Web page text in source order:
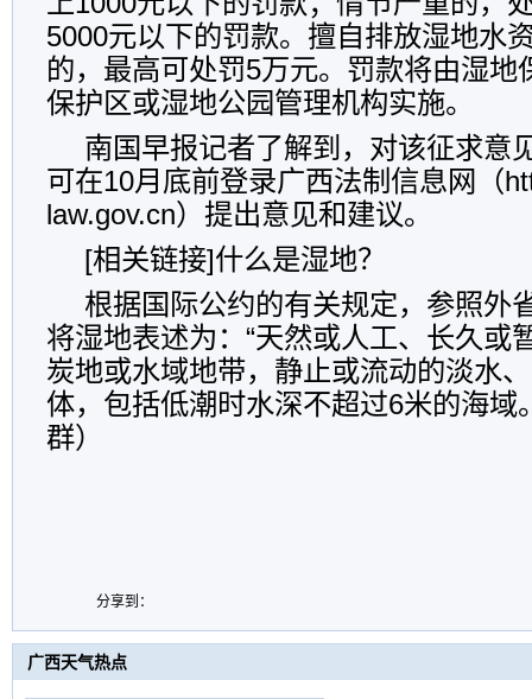
5000元以下的罚款。擅自排放湿地水
的，最高可处罚5万元。罚款将由湿地
保护区或湿地公园管理机构实施。
南国早报记者了解到，对该征求意
可在10月底前登录广西法制信息网（
law.gov.cn）提出意见和建议。
[相关链接]什么是湿地？
根据国际公约的有关规定，参照外
将湿地表述为：“天然或人工、长久或
炭地或水域地带，静止或流动的淡水
体，包括低潮时水深不超过6米的海域
群）
分享到：
广西天气热点